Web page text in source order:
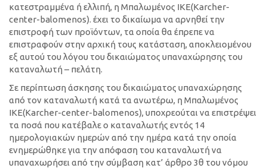
κατεστραμμένα ή ελλιπή, η Μπαλωμένος ΙΚΕ(Κarcher-
center-balomenos). έχει το δικαίωμα να αρνηθεί την
επιστροφή των προϊόντων, τα οποία θα έπρεπε να
επιστραφούν στην αρχική τους κατάσταση, αποκλειομένου
εξ αυτού του λόγου του δικαιώματος υπαναχώρησης του
καταναλωτή – πελάτη.
Σε περίπτωση άσκησης του δικαιώματος υπαναχώρησης
από τον καταναλωτή κατά τα ανωτέρω, η Μπαλωμένος
ΙΚΕ(Κarcher-center-balomenos), υποχρεούται να επιστρέψει
τα ποσά που κατέβαλε ο καταναλωτής εντός 14
ημερολογιακών ημερών από την ημέρα κατά την οποία
ενημερώθηκε για την απόφαση του καταναλωτή να
υπαναχωρήσει από την σύμβαση κατ’ άρθρο 3θ του νόμου